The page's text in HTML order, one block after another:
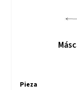
Pieza